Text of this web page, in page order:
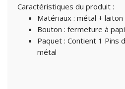
Caractéristiques du produit :
Matériaux : métal + laiton
Bouton : fermeture à
Paquet : Contient 1 Pins
métal